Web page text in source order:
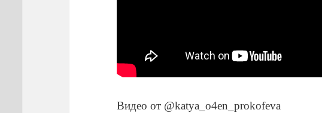
Видео от @katya_o4en_prokofeva